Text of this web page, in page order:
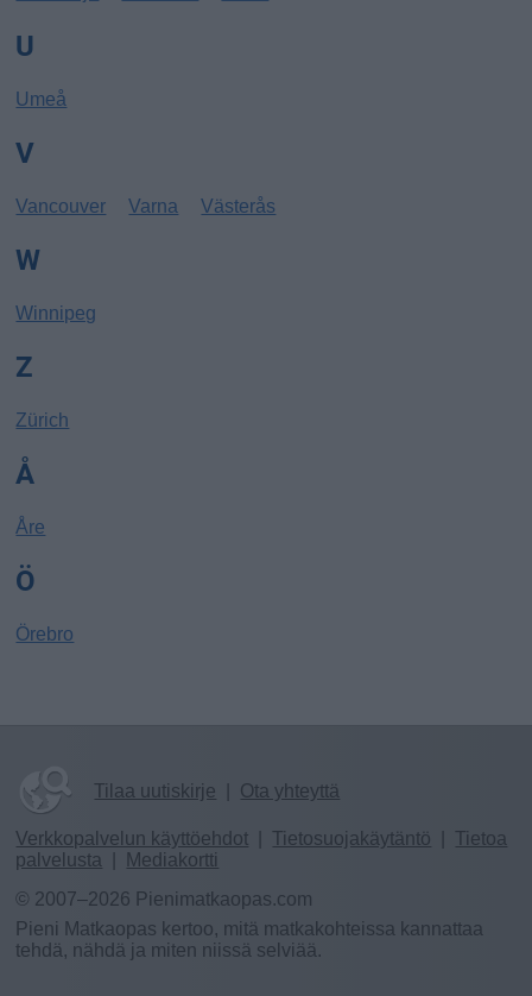
U
Umeå
V
Vancouver Varna Västerås
W
Winnipeg
Z
Zürich
Å
Åre
Ö
Örebro
Tilaa uutiskirje Ota yhteyttä
Verkkopalvelun käyttöehdot Tietosuojakäytäntö
Tietoa
palvelusta
Mediakortti
© 2007–2026 Pienimatkaopas.com
Pieni Matkaopas kertoo, mitä matkakohteissa kannattaa
tehdä, nähdä ja miten niissä selviää.